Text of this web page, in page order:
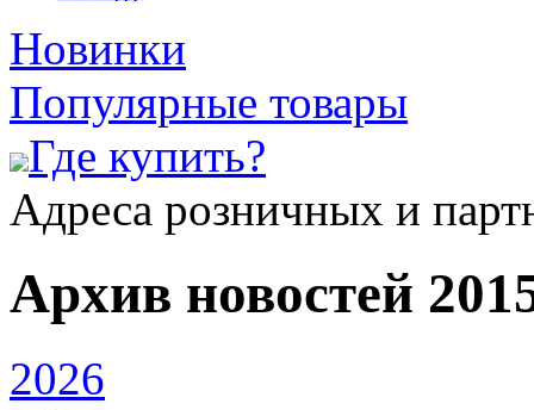
Новинки
Популярные товары
Где купить?
Адреса розничных и
Архив новостей
2026